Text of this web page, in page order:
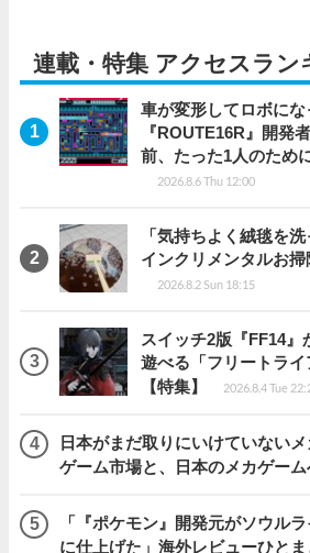
連載・特集 アクセスラン
車が変形してロボに
『ROUTE16R』開発
前、たった1人のため
2026.8.6 Thu 12:00
「気持ちよく絨毯を
インクリメンタルお
2026.8.2 Sun 18:15
スイッチ2版『FF14
遊べる「フリートラ
【特集】
2026.8.4 Tue
日本がまだ取りにいけていない
ゲーム市場と、日本のメカゲー
「『ポケモン』開発元がソウル
に仕上げた」海外レビューひと